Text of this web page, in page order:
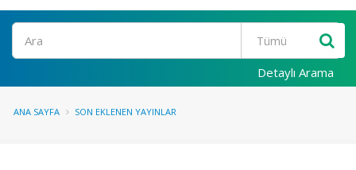
Ara
Detaylı Arama
ANA SAYFA SON EKLENEN YAYINLAR